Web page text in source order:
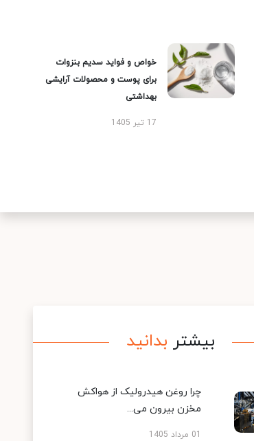
خواص و فواید سدیم بنزوات
برای پوست و محصولات آرایشی
بهداشتی
17 تیر 1405
بیشتر بدانید
چرا روغن هیدرولیک از هواکش
مخزن بیرون می...
01 مرداد 1405